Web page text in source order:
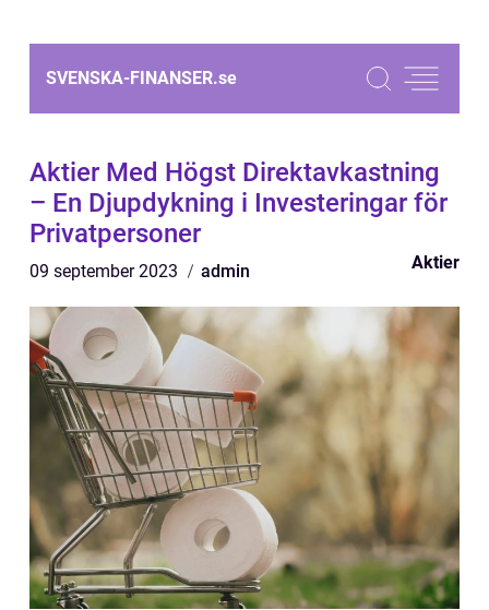
SVENSKA-FINANSER.se
Aktier Med Högst Direktavkastning
– En Djupdykning i Investeringar för
Privatpersoner
09 september 2023 admin Aktier